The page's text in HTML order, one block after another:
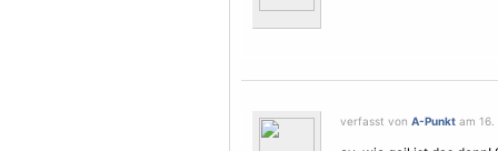
verfasst von A-Punkt am 16.